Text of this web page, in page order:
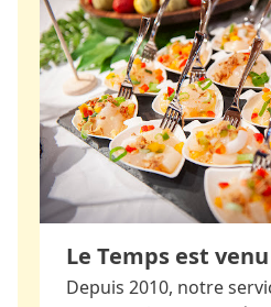
Le Temps est venu
Depuis 2010, notre